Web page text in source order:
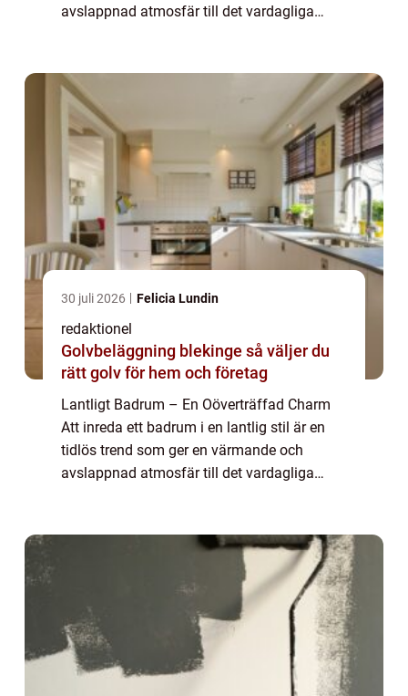
avslappnad atmosfär till det vardagliga
30 juli 2026 Felicia Lundin
redaktionel
Golvbeläggning blekinge så väljer du
rätt golv för hem och företag
Lantligt Badrum – En Oöverträffad Charm
Att inreda ett badrum i en lantlig stil är en
tidlös trend som ger en värmande och
avslappnad atmosfär till det vardagliga